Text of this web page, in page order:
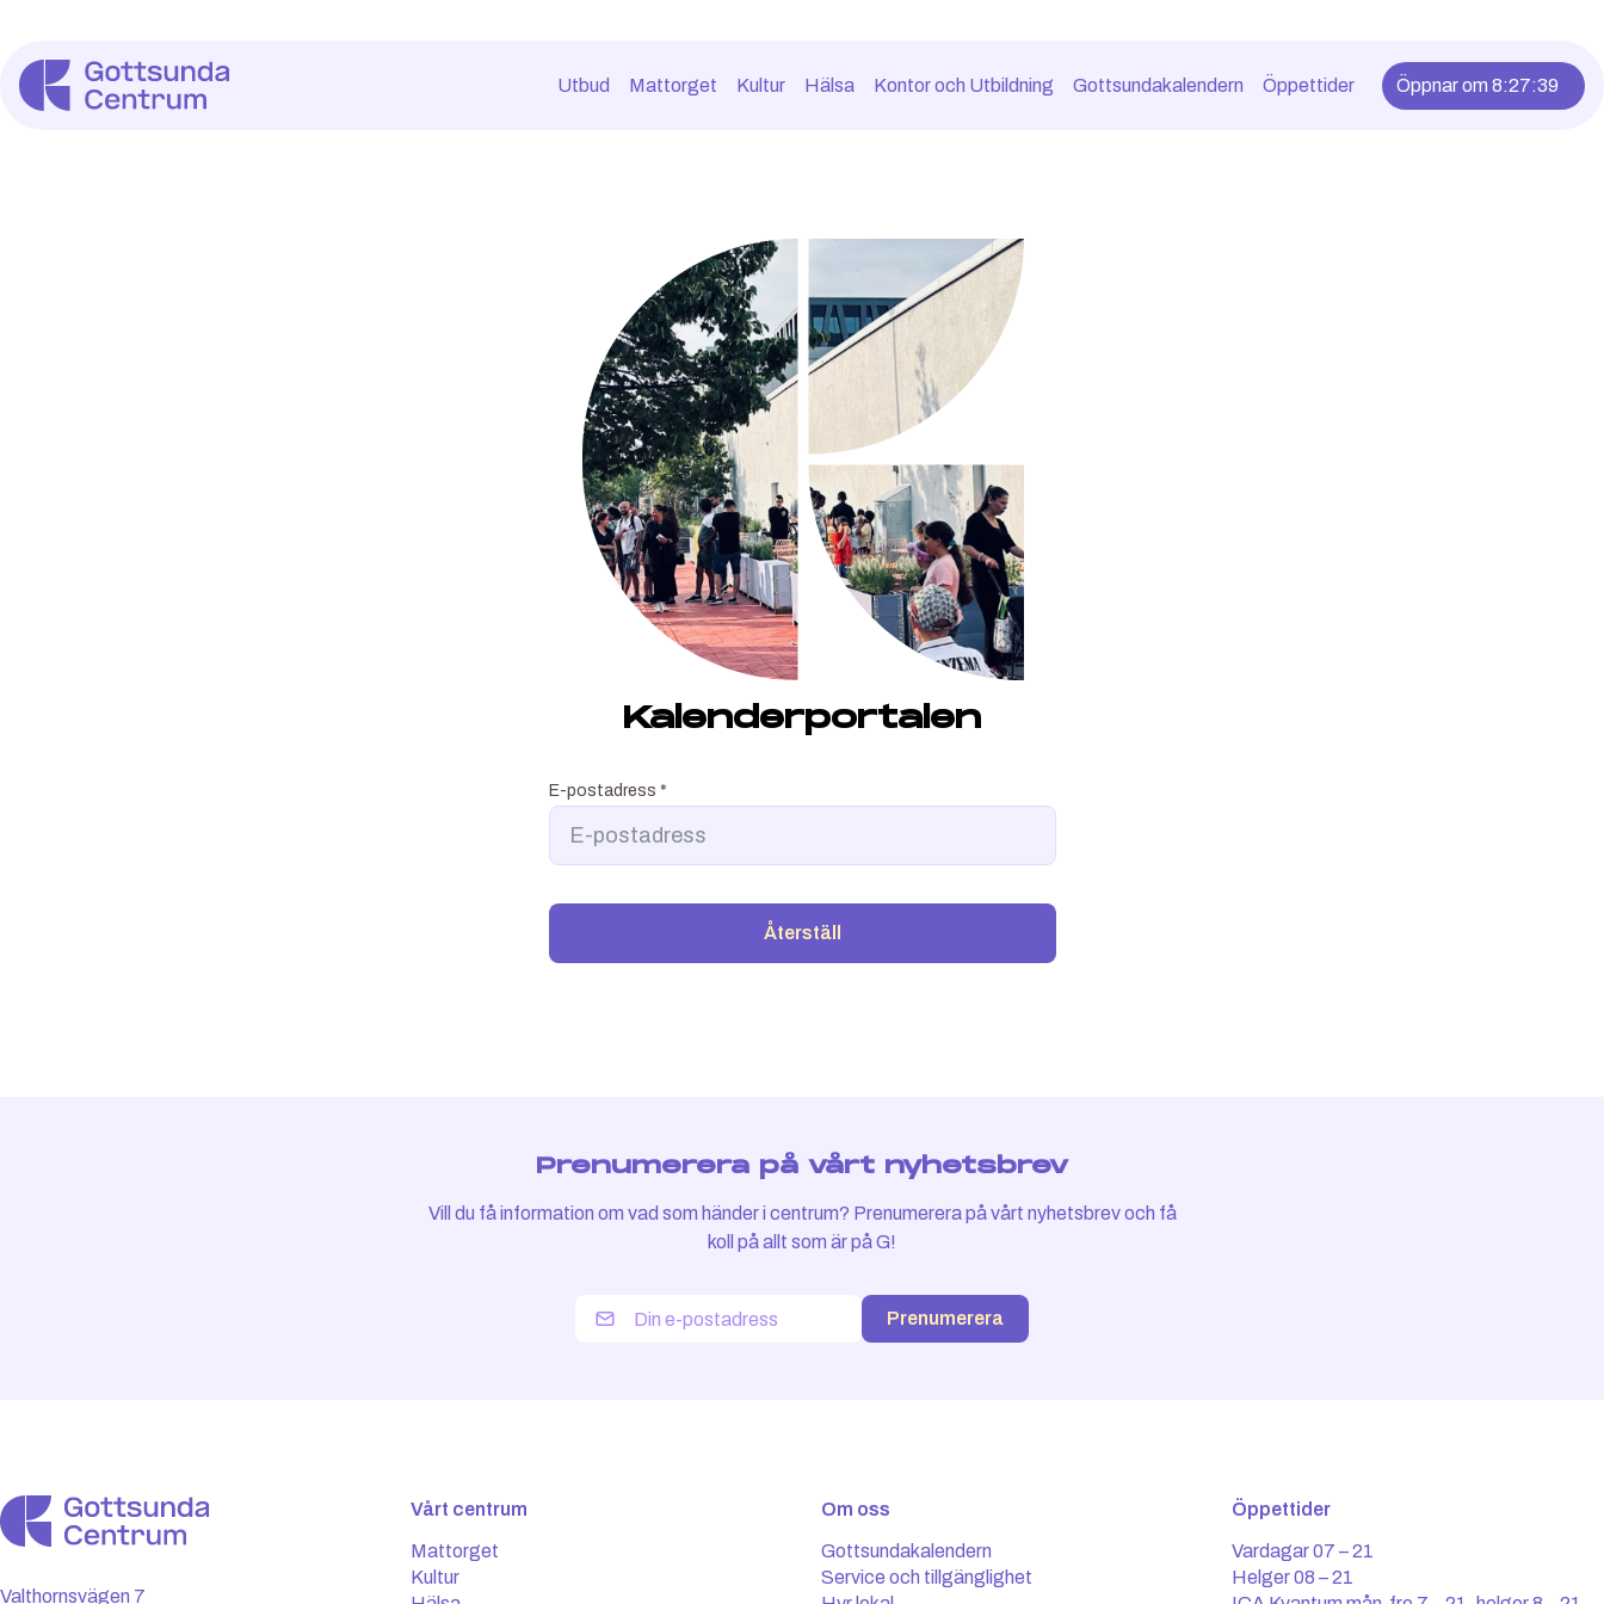
Utbud Mattorget Kultur Hälsa Kontor och Utbildning Gottsundakalendern Öppettider Öppnar om 8:27:38
Kalenderportalen
E-postadress *
Återställ
Prenumerera på vårt nyhetsbrev
Vill du få information om vad som händer i centrum? Prenumerera på vårt nyhetsbrev och få
koll på allt som är på G!
Prenumerera
Valthornsvägen 7
Vårt centrum
Mattorget
Kultur
Om oss
Gottsundakalendern
Service och tillgänglighet
Öppettider
Vardagar 07 – 21
Helger 08 – 21